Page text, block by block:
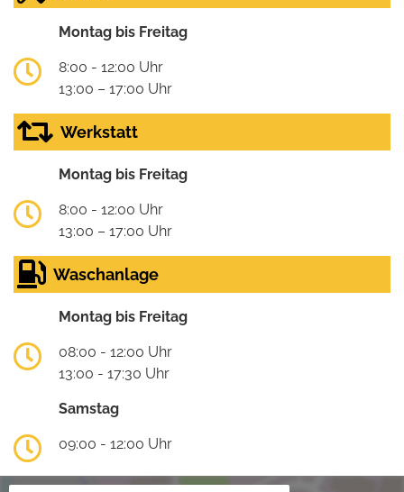
Montag bis Freitag
8:00 - 12:00 Uhr
13:00 – 17:00 Uhr
Werkstatt
Montag bis Freitag
8:00 - 12:00 Uhr
13:00 – 17:00 Uhr
Waschanlage
Montag bis Freitag
08:00 - 12:00 Uhr
13:00 - 17:30 Uhr
Samstag
09:00 - 12:00 Uhr